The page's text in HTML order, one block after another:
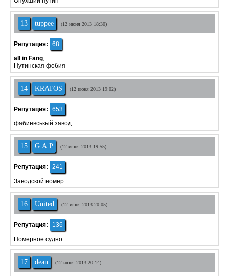
13 tuppee (12 июня 2013 18:30)
Репутация:
68
all in Fang,
Путинская фобия
14 KRATOS (12 июня 2013 19:02)
Репутация:
653
фабиевськый завод
15 G.A.P (12 июня 2013 19:55)
Репутация:
241
Заводской номер
16 United (12 июня 2013 20:05)
Репутация:
136
Номерное судно
17 dean (12 июня 2013 20:14)